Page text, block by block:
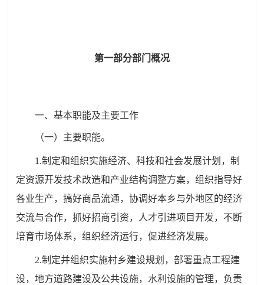
第一部分部门概况
一、基本职能及主要工作
（一）主要职能。
1 .制定和组织实施经济、科技和社会发展计划，制
定资源开发技术改造和产业结构调整方案，组织指导好
各业生产，搞好商品流通，协调好本乡与外地区的经济
交流与合作，抓好招商引资，人才引进项目开发，不断
培育市场体系，组织经济运行，促进经济发展。
2.制定并组织实施村乡建设规划，部署重点工程建
设，地方道路建设及公共设施，水利设施的管理，负责